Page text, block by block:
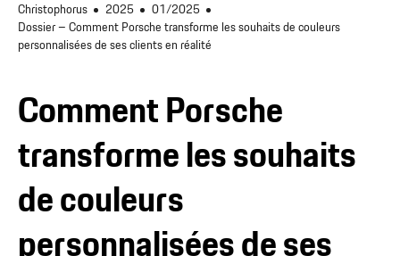
Christophorus 2025
01/2025
Dossier – Comment Porsche transforme les souhaits de couleurs
personnalisées de ses clients en réalité
Comment Porsche
transforme les souhaits
de couleurs